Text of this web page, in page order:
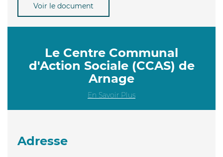
Voir le document
Le Centre Communal
d'Action Sociale (CCAS) de
Arnage
En Savoir Plus
Adresse